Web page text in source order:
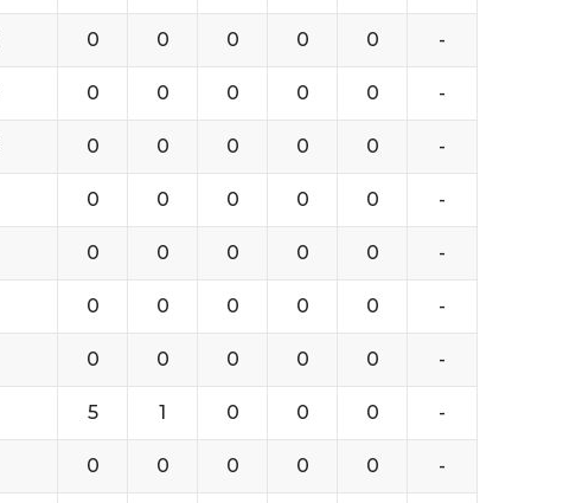
0 0 0 0 0 -
0 0 0 0 0 -
0 0 0 0 0 -
0 0 0 0 0 -
0 0 0 0 0 -
0 0 0 0 0 -
0 0 0 0 0 -
5 1 0 0 0 -
0 0 0 0 0 -